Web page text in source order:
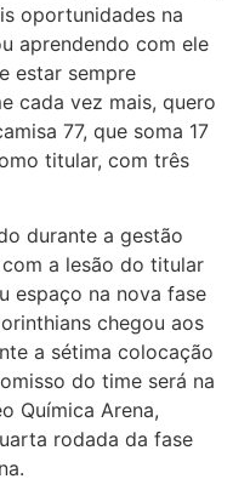
oportunidades na
aprendendo com ele
estar sempre
cada vez mais, quero
77, que soma 17
titular, com três
durante a gestão
a lesão do titular
espaço na nova fase
chegou aos
a sétima colocação
do time será na
Química Arena,
rodada da fase